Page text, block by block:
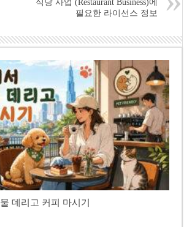
식당 사업 (Restaurant Business)에
필요한 라이선스 정보
데리고 커피 마시기